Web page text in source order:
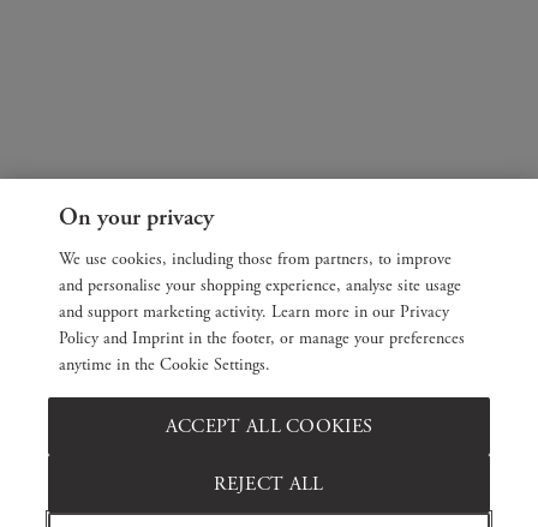
On your privacy
We use cookies, including those from partners, to improve
and personalise your shopping experience, analyse site usage
and support marketing activity. Learn more in our Privacy
Policy and Imprint in the footer, or manage your preferences
anytime in the Cookie Settings.
REJECT ALL
ACCEPT ALL COOKIES